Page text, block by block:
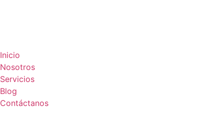
Inicio
Nosotros
Servicios
Blog
Contáctanos